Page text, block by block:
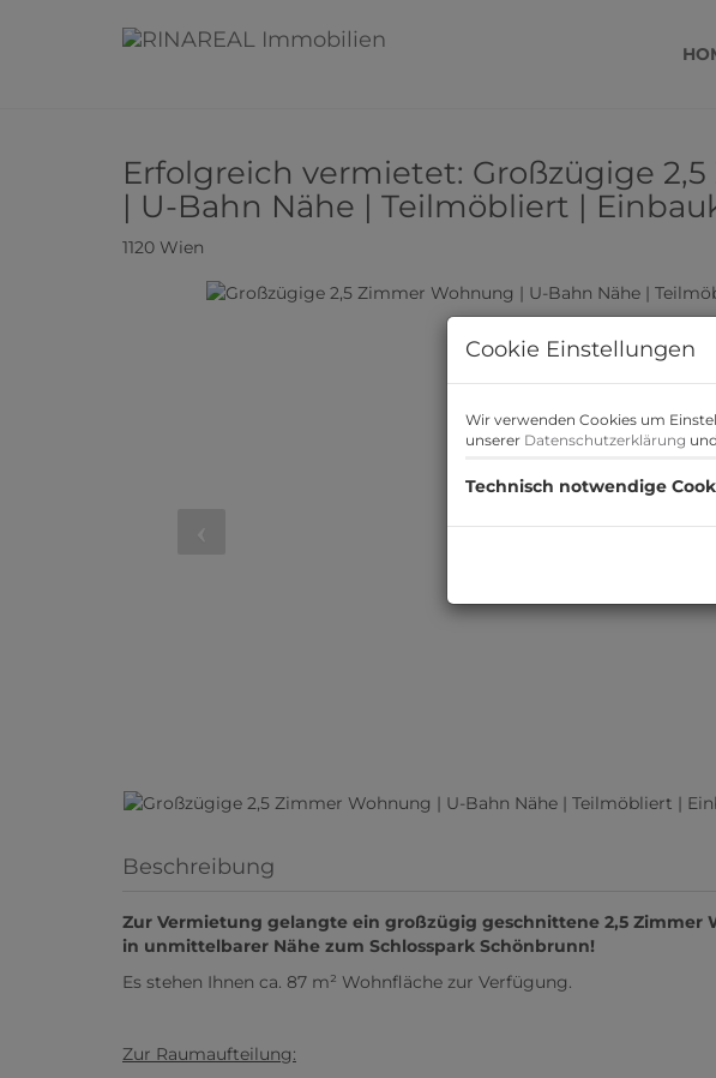
Erfolgreich vermietet: Großzügige
| U-Bahn Nähe | Teilmöbliert |
1120 Wien
Beschreibung
Zur Vermietung gelangte ein großzügig geschnittene 2,5 Zimmer
in unmittelbarer Nähe zum Schlosspark Schönbrunn!
Es stehen Ihnen ca. 87 m² Wohnfläche zur Verfügung.
Zur Raumaufteilung:
Cookie Einstellungen
Wir verwenden Cookies um
unserer Datenschutzerklärung
Technisch notwendige